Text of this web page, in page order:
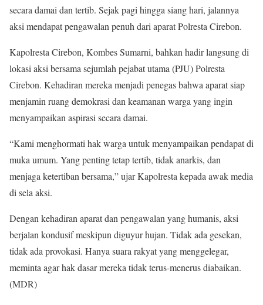
secara damai dan tertib. Sejak pagi hingga siang hari, jalannya
aksi mendapat pengawalan penuh dari aparat Polresta Cirebon.
Kapolresta Cirebon, Kombes Sumarni, bahkan hadir langsung di
lokasi aksi bersama sejumlah pejabat utama (PJU) Polresta
Cirebon. Kehadiran mereka menjadi penegas bahwa aparat siap
menjamin ruang demokrasi dan keamanan warga yang ingin
menyampaikan aspirasi secara damai.
“Kami menghormati hak warga untuk menyampaikan pendapat di
muka umum. Yang penting tetap tertib, tidak anarkis, dan
menjaga ketertiban bersama,” ujar Kapolresta kepada awak media
di sela aksi.
Dengan kehadiran aparat dan pengawalan yang humanis, aksi
berjalan kondusif meskipun diguyur hujan. Tidak ada gesekan,
tidak ada provokasi. Hanya suara rakyat yang menggelegar,
meminta agar hak dasar mereka tidak terus-menerus diabaikan.
(MDR)